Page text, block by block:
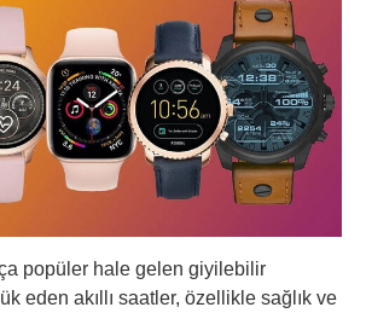
popüler hale gelen giyilebilir
eden akıllı saatler, özellikle sağlık ve